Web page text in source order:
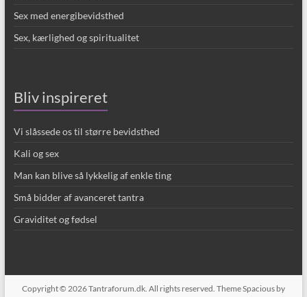
Sex med energibevidsthed
Sex, kærlighed og spiritualitet
Bliv inspireret
Vi slåssede os til større bevidsthed
Kali og sex
Man kan blive så lykkelig af enkle ting
Små bidder af avanceret tantra
Graviditet og fødsel
Copyright © 2026Tantraforum.dk. All rights reserved. ThemeSpaciousby